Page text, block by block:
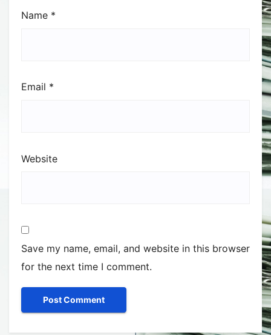
Name *
Email *
Website
Save my name, email, and website in this browser
for the next time I comment.